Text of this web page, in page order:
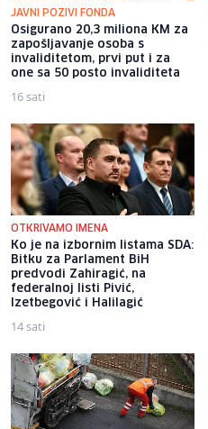
JAVNI POZIVI FONDA
Osigurano 20,3 miliona KM za
zapošljavanje osoba s
invaliditetom, prvi put i za
one sa 50 posto invaliditeta
16 sati
OTKRIVAMO IMENA
Ko je na izbornim listama SDA:
Bitku za Parlament BiH
predvodi Zahiragić, na
federalnoj listi Pivić,
Izetbegović i Halilagić
14 sati